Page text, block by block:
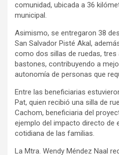
comunidad, ubicada a 36
municipal.
Asimismo, se entregaron 38
San Salvador Pisté Akal,
como dos sillas de ruedas, tres
bastones, contribuyendo a
autonomía de personas que
Entre las beneficiarias
Pat, quien recibió una silla de
Cachom, beneficiaria del
ejemplo del impacto directo de
cotidiana de las familias.
La Mtra. Wendy Méndez Naal